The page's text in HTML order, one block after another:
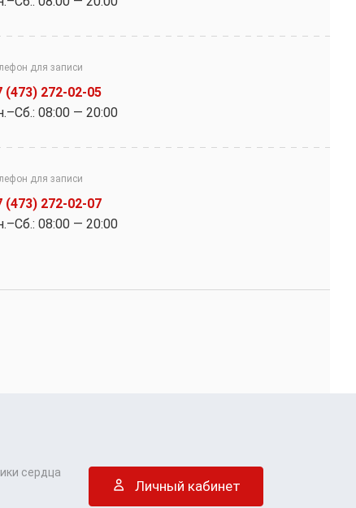
для записи
(473) 272-02-05
08:00 — 20:00
для записи
(473) 272-02-07
08:00 — 20:00
сердца
Личный кабинет